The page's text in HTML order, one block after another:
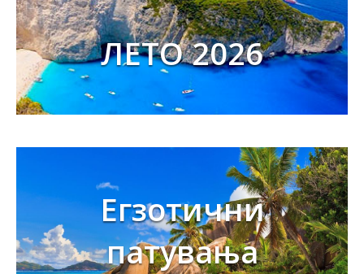
ЛЕТО 2026
Егзотични
патувања